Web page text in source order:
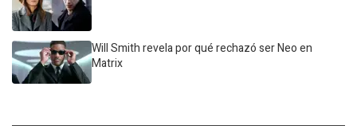
Will Smith revela por qué rechazó ser Neo en
Matrix